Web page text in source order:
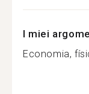
I miei
Economia,